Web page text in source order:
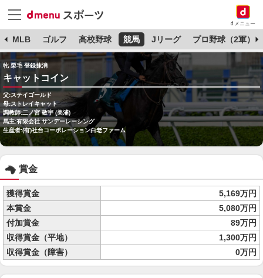
dメニュー
MLB ゴルフ 高校野球 競馬 Jリーグ プロ野球（2軍）
牝 栗毛 登録抹消
キャットコイン
父:ステイゴールド
母:ストレイキャット
調教師:二ノ宮 敬宇 (美浦)
馬主:有限会社 サンデーレーシング
生産者:(有)社台コーポレーション白老ファーム
賞金
獲得賞金
5,169万円
本賞金
5,080万円
付加賞金
89万円
収得賞金（平地）
1,300万円
収得賞金（障害）
0万円